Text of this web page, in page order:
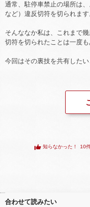
通常、駐停車禁止の場所は
など）違反切符を切られます
そんななか私は、これまで
切符を切られたことは一度も
今回はその裏技を共有したい
知らなかった！ 10
合わせて読みたい